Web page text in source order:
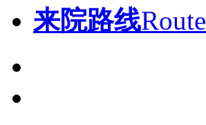
来院路线Route